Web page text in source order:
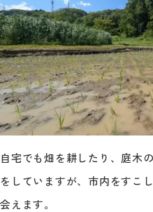
自宅でも畑を耕したり、庭木
をしていますが、市内をすこ
会えます。